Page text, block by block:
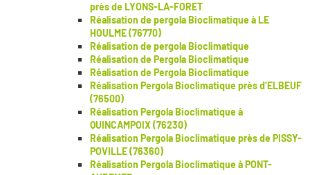
près de LYONS-LA-FORET
Réalisation de pergola Bioclimatique à LE
HOULME (76770)
Réalisation de pergola Bioclimatique
Réalisation de Pergola Bioclimatique
Réalisation de Pergola Bioclimatique
Réalisation Pergola Bioclimatique près d’ELBEUF
(76500)
Réalisation Pergola Bioclimatique à
QUINCAMPOIX (76230)
Réalisation Pergola Bioclimatique près de PISSY-
POVILLE (76360)
Réalisation Pergola Bioclimatique à PONT-